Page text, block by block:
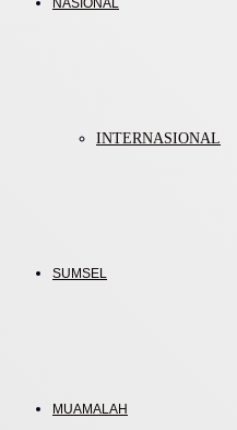
NASIONAL
INTERNASIONAL
SUMSEL
MUAMALAH